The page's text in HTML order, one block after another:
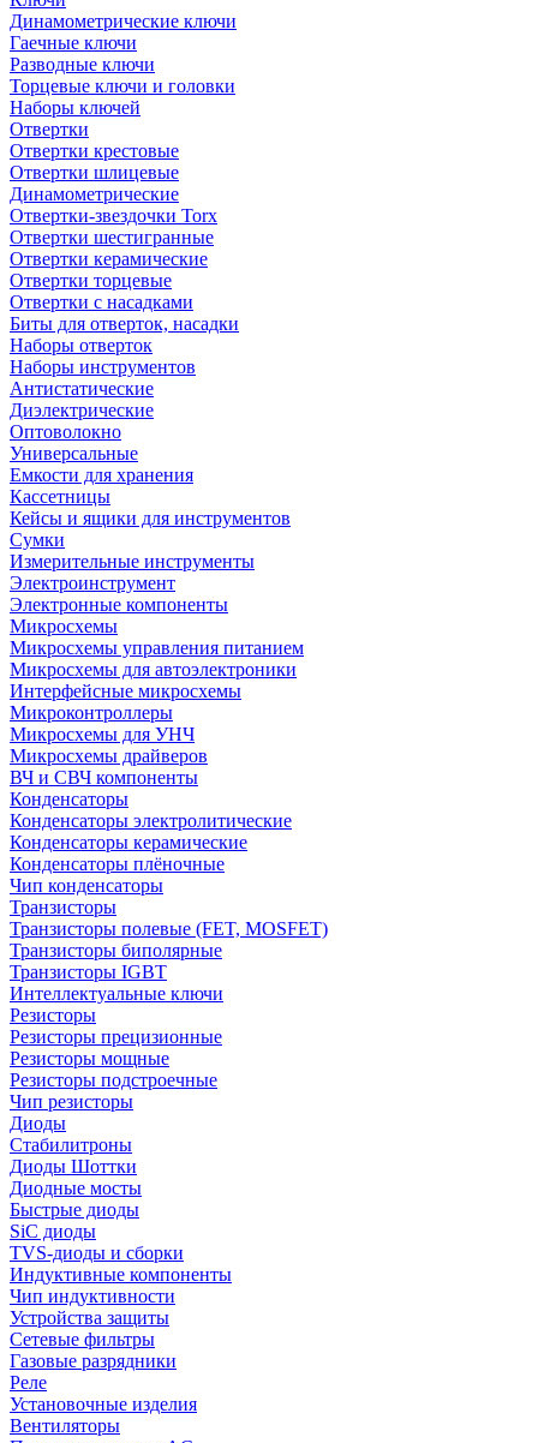
Динамометрические ключи
Гаечные ключи
Разводные ключи
Торцевые ключи и головки
Наборы ключей
Отвертки
Отвертки крестовые
Отвертки шлицевые
Динамометрические
Отвертки-звездочки Torx
Отвертки шестигранные
Отвертки керамические
Отвертки торцевые
Отвертки с насадками
Биты для отверток, насадки
Наборы отверток
Наборы инструментов
Антистатические
Диэлектрические
Оптоволокно
Универсальные
Емкости для хранения
Кассетницы
Кейсы и ящики для инструментов
Сумки
Измерительные инструменты
Электроинструмент
Электронные компоненты
Микросхемы
Микросхемы управления питанием
Микросхемы для автоэлектроники
Интерфейсные микросхемы
Микроконтроллеры
Микросхемы для УНЧ
Микросхемы драйверов
ВЧ и СВЧ компоненты
Конденсаторы
Конденсаторы электролитические
Конденсаторы керамические
Конденсаторы плёночные
Чип конденсаторы
Транзисторы
Транзисторы полевые (FET, MOSFET)
Транзисторы биполярные
Транзисторы IGBT
Интеллектуальные ключи
Резисторы
Резисторы прецизионные
Резисторы мощные
Резисторы подстроечные
Чип резисторы
Диоды
Стабилитроны
Диоды Шоттки
Диодные мосты
Быстрые диоды
SiC диоды
TVS-диоды и сборки
Индуктивные компоненты
Чип индуктивности
Устройства защиты
Сетевые фильтры
Газовые разрядники
Реле
Установочные изделия
Вентиляторы